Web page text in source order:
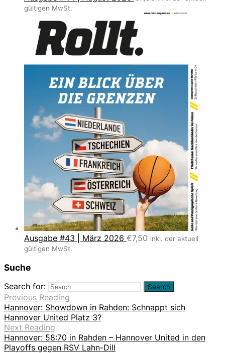
gültigen MwSt.
Ausgabe #43 | März 2026 €7,50 inkl. der aktuell
gültigen MwSt.
Suche
Search for:
Previous Reading
Hannover: Showdown in Rahden: Schnappt sich
Hannover United Platz 3?
Next Reading
Hannover: 58:70 in Rahden – Hannover United in den
Playoffs gegen RSV Lahn-Dill